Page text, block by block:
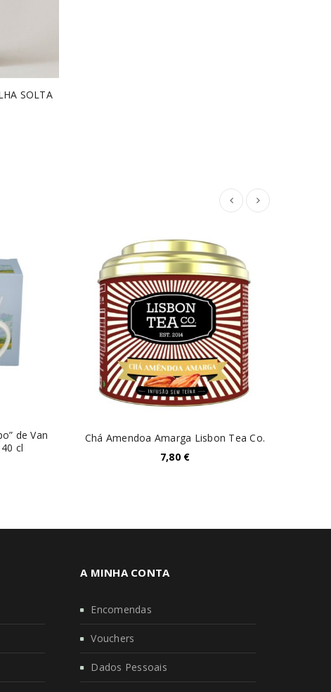
SOLTA
de Van
cl
Chá Amendoa Amarga Lisbon Tea Co.
7,80 €
A MINHA CONTA
Encomendas
Vouchers
Dados Pessoais